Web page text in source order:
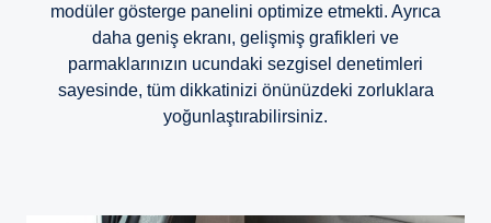
modüler gösterge panelini optimize etmekti. Ayrıca
daha geniş ekranı, gelişmiş grafikleri ve
parmaklarınızın ucundaki sezgisel denetimleri
sayesinde, tüm dikkatinizi önünüzdeki zorluklara
yoğunlaştırabilirsiniz.